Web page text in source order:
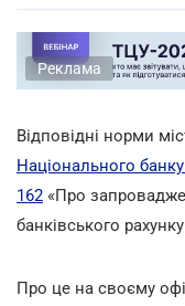
Реклама
Відповідні норми
Національного
162 «Про
банківського
Про це на своєму